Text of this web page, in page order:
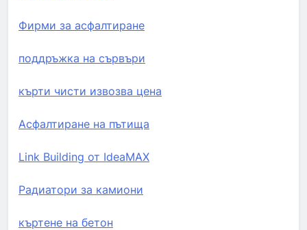
Фирми за асфалтиране
поддръжка на сървъри
кърти чисти извозва цена
Асфалтиране на пътища
Link Building от IdeaMAX
Радиатори за камиони
къртене на бетон